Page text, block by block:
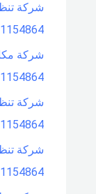
شركة
0551154864 اتصل بنا –
شركة
0551154864 اتصل بنا –
شركة
0551154864 –
شركة
0551154864 اتصل بنا –